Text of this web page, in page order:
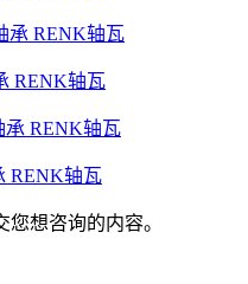
RENK轴瓦
RENK轴瓦
想咨询的内容。